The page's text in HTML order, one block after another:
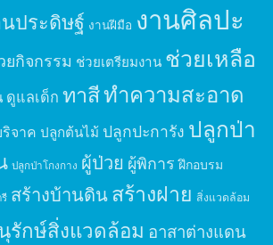
ประดิษฐ์ งานฝีมือ งานศิลปะ
ยกิจกรรม ช่วยเตรียมงาน ช่วยเหลือ
ดูแลเด็ก ทาสีทำความสะอาด
จาค ปลูกต้นไม้ ปลูกปะการัง ปลูกป่า
ปลูกป่าโกงกาง ผู้ป่วย ผู้พิการ ฝึกอบรม
สร้างบ้านดินสร้างฝาย สิ่งแวดล้อม
รักษ์สิ่งแวดล้อม อาสาต่างแดน